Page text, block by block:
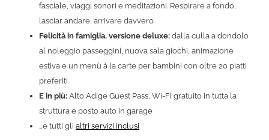
fasciale, viaggi sonori e meditazioni. Respirare a fondo,
lasciar andare, arrivare davvero
Felicità in famiglia, versione deluxe: dalla culla a dondolo
al noleggio passeggini, nuova sala giochi, animazione
estiva e un menù à la carte per bambini con oltre 20 piatti
preferiti
E in più: Alto Adige Guest Pass, Wi-Fi gratuito in tutta la
struttura e posto auto in garage
…e tutti gli altri servizi inclusi